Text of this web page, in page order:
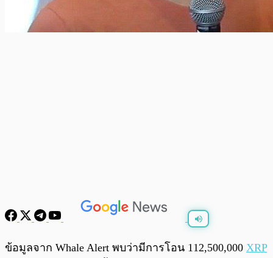
ข้อมูลจาก Whale Alert พบว่ามีการโอน 112,500,000 XRP